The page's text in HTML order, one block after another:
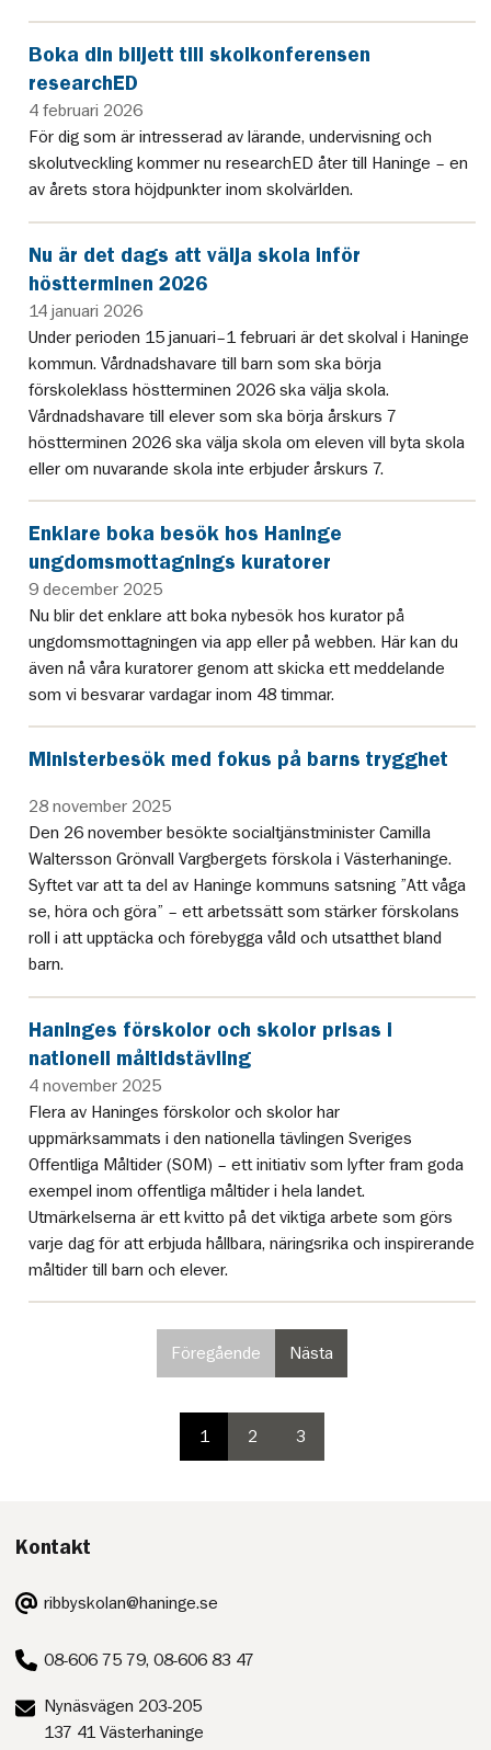
Boka din biljett till skolkonferensen
researchED
4 februari 2026
För dig som är intresserad av lärande, undervisning och
skolutveckling kommer nu researchED åter till Haninge – en
av årets stora höjdpunkter inom skolvärlden.
Nu är det dags att välja skola inför
höstterminen 2026
14 januari 2026
Under perioden 15 januari–1 februari är det skolval i Haninge
kommun. Vårdnadshavare till barn som ska börja
förskoleklass höstterminen 2026 ska välja skola.
Vårdnadshavare till elever som ska börja årskurs 7
höstterminen 2026 ska välja skola om eleven vill byta skola
eller om nuvarande skola inte erbjuder årskurs 7.
Enklare boka besök hos Haninge
ungdomsmottagnings kuratorer
9 december 2025
Nu blir det enklare att boka nybesök hos kurator på
ungdomsmottagningen via app eller på webben. Här kan du
även nå våra kuratorer genom att skicka ett meddelande
som vi besvarar vardagar inom 48 timmar.
Ministerbesök med fokus på barns trygghet
28 november 2025
Den 26 november besökte socialtjänstminister Camilla
Waltersson Grönvall Vargbergets förskola i Västerhaninge.
Syftet var att ta del av Haninge kommuns satsning ”Att våga
se, höra och göra” – ett arbetssätt som stärker förskolans
roll i att upptäcka och förebygga våld och utsatthet bland
barn.
Haninges förskolor och skolor prisas i
nationell måltidstävling
4 november 2025
Flera av Haninges förskolor och skolor har
uppmärksammats i den nationella tävlingen Sveriges
Offentliga Måltider (SOM) – ett initiativ som lyfter fram goda
exempel inom offentliga måltider i hela landet.
Utmärkelserna är ett kvitto på det viktiga arbete som görs
varje dag för att erbjuda hållbara, näringsrika och inspirerande
måltider till barn och elever.
Föregående
sida
i
valbar
på
Nästa
sida
i
paginering
sida
1
paginering
sida
2
paginering
sida
3
Kontakt
E-
post:
ribbyskolan@haninge.se
Telefon:
08-606 75 79, 08-606 83 47
Postadress:
Nynäsvägen 203-205
137 41 Västerhaninge